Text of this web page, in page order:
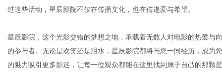
过这些活动，星辰影院不仅在传播文化，也在传递爱与希望。
星辰影院，这个光影交错的梦想之地，承载着无数人对电影的热爱与
的参与者。无论是欢笑还是泪水，星辰影院都将与您一同经历，成为
的魅力吸引更多影迷，让每一位观众都能在这里找到属于自己的那颗